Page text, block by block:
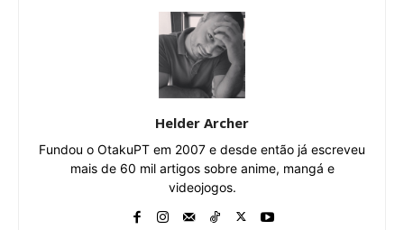
Helder Archer
Fundou o OtakuPT em 2007 e desde então já escreveu
mais de 60 mil artigos sobre anime, mangá e
videojogos.